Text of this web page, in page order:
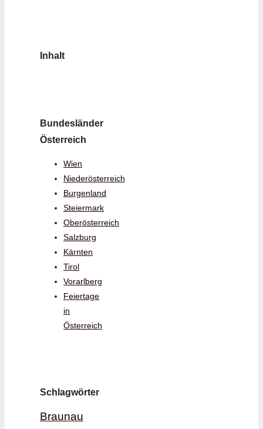
Inhalt
Bundesländer
Österreich
Wien
Niederösterreich
Burgenland
Steiermark
Oberösterreich
Salzburg
Kärnten
Tirol
Vorarlberg
Feiertage
in
Österreich
Schlagwörter
Braunau